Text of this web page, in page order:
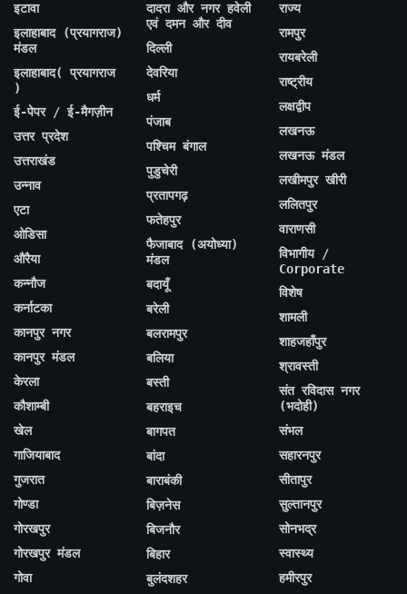
इटावा
इलाहाबाद (प्रयागराज)
मंडल
इलाहाबाद( प्रयागराज
)
ई-पेपर / ई-मैगज़ीन
उत्तर प्रदेश
उत्तराखंड
उन्नाव
एटा
ओडिसा
औरैया
कन्नौज
कर्नाटका
कानपुर नगर
कानपुर मंडल
केरला
कौशाम्बी
खेल
गाजियाबाद
गुजरात
गोण्डा
गोरखपुर
गोरखपुर मंडल
गोवा
दादरा और नगर हवेली
एवं दमन और दीव
दिल्ली
देवरिया
धर्म
पंजाब
पश्चिम बंगाल
पुडुचेरी
प्रतापगढ़
फतेहपुर
फैजाबाद (अयोध्या)
मंडल
बदायूँ
बरेली
बलरामपुर
बलिया
बस्ती
बहराइच
बागपत
बांदा
बाराबंकी
बिज़नेस
बिजनौर
बिहार
बुलंदशहर
राज्य
रामपुर
रायबरेली
राष्ट्रीय
लक्षद्वीप
लखनऊ
लखनऊ मंडल
लखीमपुर खीरी
ललितपुर
वाराणसी
विभागीय /
Corporate
विशेष
शामली
शाहजहाँपुर
श्रावस्ती
संत रविदास नगर
(भदोही)
संभल
सहारनपुर
सीतापुर
सुल्तानपुर
सोनभद्र
स्वास्थ्य
हमीरपुर